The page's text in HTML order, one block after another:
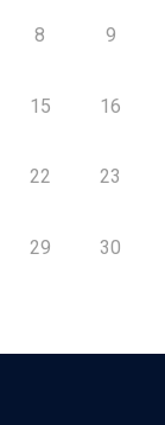
8 9
15 16
22 23
29 30